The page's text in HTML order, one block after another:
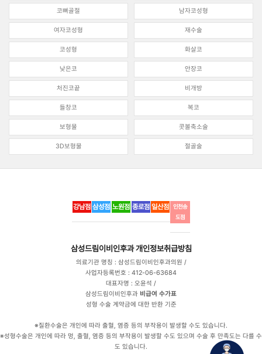
코뼈골절 남자코성형
여자코성형 재수술
코성형 화살코
낮은코 안장코
처진코끝 비개방
들창코 복코
보형물 콧볼축소술
3D보형물 절골술
강남점 삼성점 노원점 종로점 일산점
인천송
도점
삼성드림이비인후과 개인정보취급방침
의료기관 명칭 : 삼성드림이비인후과의원 /
사업자등록번호 : 412-06-63684
대표자명 : 오윤석 /
삼성드림이비인후과 비급여 수가표
성형 수술 계약금에 대한 반환 기준
※질환수술은 개인에 따라 출혈, 염증 등의 부작용이 발생할 수도 있습니다.
※성형수술은 개인에 따라 멍, 출혈, 염증 등의 부작용이 발생할 수도 있으며 수술 후 만족도는 다를 수
도 있습니다.